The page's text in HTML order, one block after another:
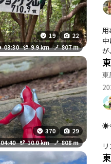
19
22
03:30
9.9 km 807 m
が
で
370
29
04:40
10.0 km 808 m
東
☀今日も暑
の
リ